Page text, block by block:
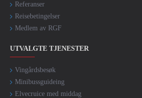
Referanser
Reisebetingelser
Medlem av RGF
UTVALGTE TJENESTER
Vingårdsbesøk
Minibussguideing
Elvecruice med middag